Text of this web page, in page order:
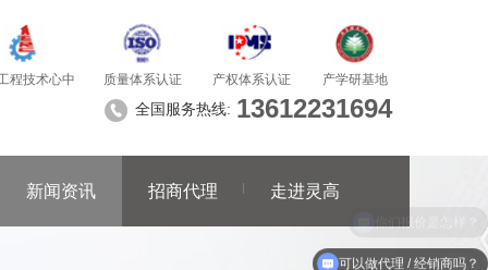
程技术心中 质量体系认证 产权体系认证 产学研基地
全国服务热线: 13612231694
新闻资讯 招商代理 走进灵高
可以做代理 / 经销商吗？